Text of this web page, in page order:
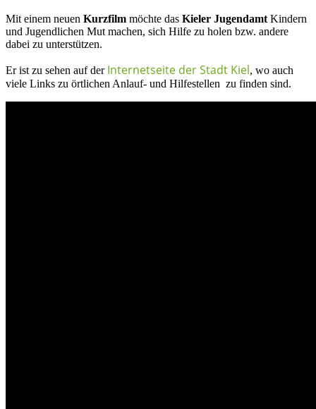
Mit einem neuen Kurzfilm möchte das Kieler JugendamtKindern
und Jugendlichen Mut machen, sich Hilfe zu holen bzw. andere
dabei zu unterstützen.
Er ist zu sehen auf der Internetseite der Stadt Kiel, wo auch
viele Links zu örtlichen Anlauf- und Hilfestellen zu finden sind.